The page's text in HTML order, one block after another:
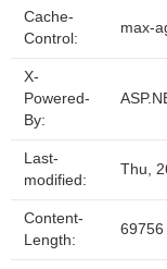
Cache-
Control:
max-
X-
Powered-
By:
Last-
modified:
Thu,
Content-
Length:
69756